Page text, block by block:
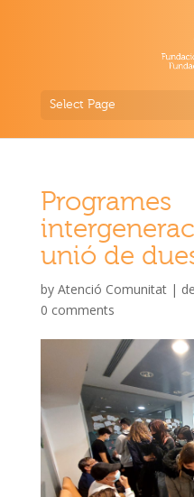
Select Page
Programes
unió de
by Atenció Comunitat|
0 comments